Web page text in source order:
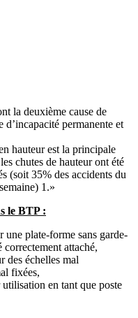
la deuxième cause de
permanente et
hauteur est la principale
chutes de hauteur ont été
(soit 35% des accidents du
1.»
le BTP :
une plate-forme sans garde-
correctement attaché,
des échelles mal
fixées,
en tant que poste